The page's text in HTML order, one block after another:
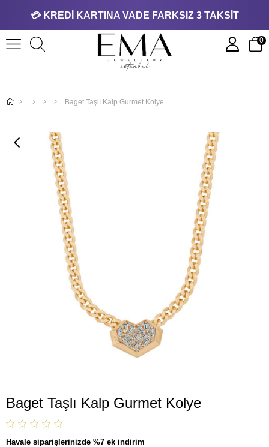
💳 KREDİ KARTINA VADE FARKSIZ 3 TAKSİT
0
Baget Taşlı Kalp Gurmet Kolye
Baget Taşlı Kalp Gurmet Kolye
Havale siparişlerinizde %7 ek indirim